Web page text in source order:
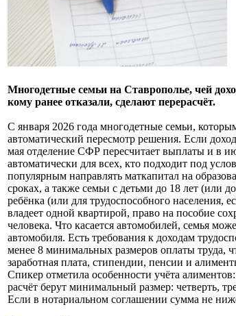
Многодетные семьи на Ставрополье, чей
кому ранее отказали, сделают перерасчёт.
С января 2026 года многодетные семьи,
автоматический пересмотр решения. Если
мая отделение СФР пересчитает выплаты и в
автоматически для всех, кто подходит под
популярным направлять маткапитал на
сроках, а также семьи с детьми до 18 лет (или
ребёнка (или для трудоспособного населения,
владеет одной квартирой, право на пособие
человека. Что касается автомобилей, семья
автомобиля. Есть требования к доходам
менее 8 минимальных размеров оплаты труда,
заработная плата, стипендии, пенсии и
Спикер отметила особенности учёта
расчёт берут минимальный размер: четверть,
Если в нотариальном соглашении сумма не